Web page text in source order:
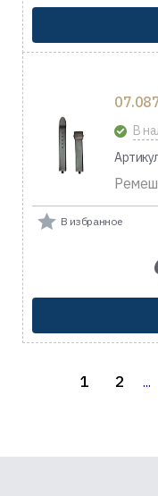
В
В избранное
1 2 ...